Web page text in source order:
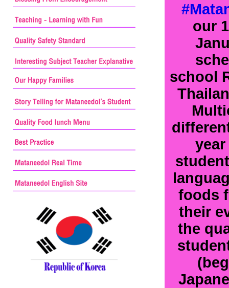
our
school
foods
their
the